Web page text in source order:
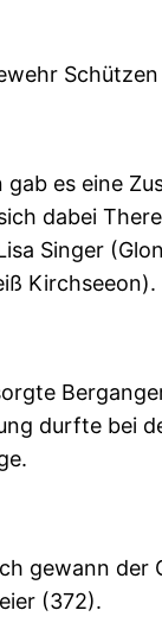
gab es eine
dabei
Singer
durfte bei
gewann
(372).